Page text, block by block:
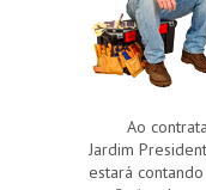
Ao contratar
Jardim
estará